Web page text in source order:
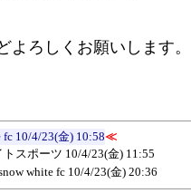
ろしくお願いします。
fc 10/4/23(金) 10:58≪
トスポーツ 10/4/23(金) 11:55
white fc 10/4/23(金) 20:36